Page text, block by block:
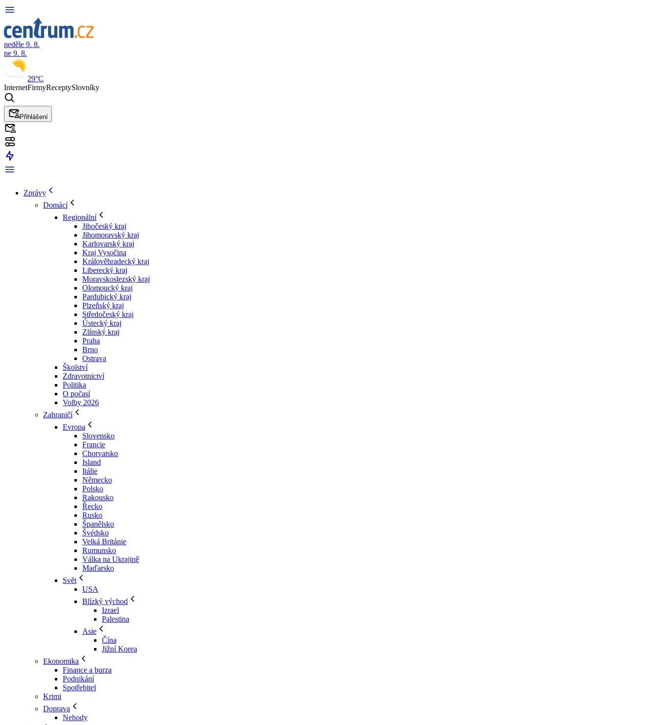
neděle 9. 8.
ne 9. 8.
29°C
InternetFirmyReceptySlovníky
Přihlášení
Zprávy
Domácí
Regionální
Jihočeský kraj
Jihomoravský kraj
Karlovarský kraj
Kraj Vysočina
Králověhradecký kraj
Liberecký kraj
Moravskoslezský kraj
Olomoucký kraj
Pardubický kraj
Plzeňský kraj
Středočeský kraj
Ústecký kraj
Zlínský kraj
Praha
Brno
Ostrava
Školství
Zdravotnictví
Politika
O počasí
Volby 2026
Zahraničí
Evropa
Slovensko
Francie
Chorvatsko
Island
Itálie
Německo
Polsko
Rakousko
Řecko
Rusko
Španělsko
Švédsko
Velká Británie
Rumunsko
Válka na Ukrajině
Maďarsko
Svět
USA
Blízký východ
Izrael
Palestina
Asie
Čína
Jižní Korea
Ekonomika
Finance a burza
Podnikání
Spotřebitel
Krimi
Doprava
Nehody